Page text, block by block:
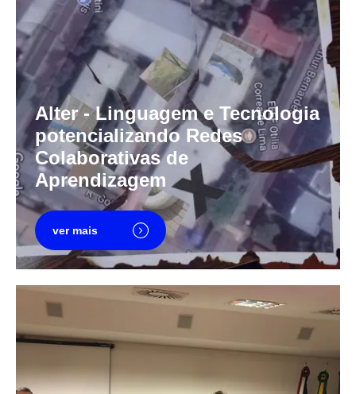
Alter - Linguagem e Tecnologia
potencializando Redes
Colaborativas de
Aprendizagem
ver mais